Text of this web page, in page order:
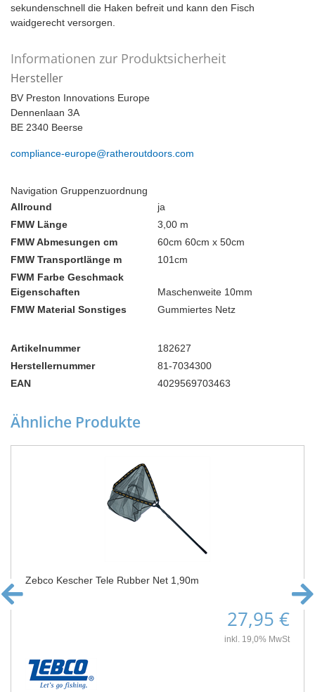
sekundenschnell die Haken befreit und kann den Fisch
waidgerecht versorgen.
Informationen zur Produktsicherheit
Hersteller
BV Preston Innovations Europe
Dennenlaan 3A
BE 2340 Beerse
compliance-europe@ratheroutdoors.com
Navigation Gruppenzuordnung
Allround
ja
FMW Länge
3,00 m
FMW Abmesungen cm
60cm 60cm x 50cm
FMW Transportlänge m
101cm
FWM Farbe Geschmack
Eigenschaften
Maschenweite 10mm
FMW Material Sonstiges
Gummiertes Netz
Artikelnummer
182627
Herstellernummer
81-7034300
EAN
4029569703463
Ähnliche Produkte
Zebco Kescher Tele Rubber Net 1,90m
27,95 €
inkl. 19,0% MwSt